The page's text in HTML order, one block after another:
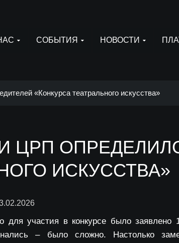
СОБЫТИЯ НОВОСТИ
«Конкурса театрального искусства»
ЦРП
ИСКУССТВА»
для участия в конкурсе было заявлено
– было сложно. Настолько